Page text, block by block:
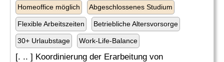
Homeoffice möglich Abgeschlossenes Studium
Flexible Arbeitszeiten Betriebliche Altersvorsorge
30+ Urlaubstage Work-Life-Balance
[. .. ] Koordinierung der Erarbeitung von